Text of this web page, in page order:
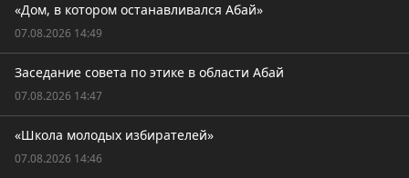
«Дом, в котором останавливался Абай»
07.08.2026 14:49
Заседание совета по этике в области Абай
07.08.2026 14:47
«Школа молодых избирателей»
07.08.2026 14:46